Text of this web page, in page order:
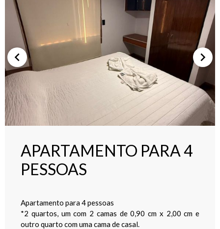
APARTAMENTO PARA 4
PESSOAS
Apartamento para 4 pessoas
*2 quartos, um com 2 camas de 0,90 cm x 2,00 cm e
outro quarto com uma cama de casal.